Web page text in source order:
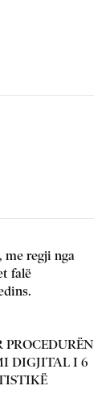
me regji nga
falë
DIGJITAL I 6